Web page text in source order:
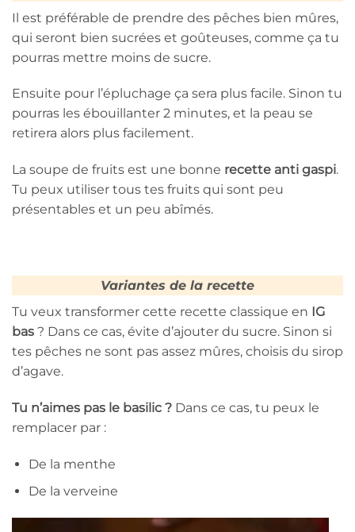
Il est préférable de prendre des pêches bien mûres,
qui seront bien sucrées et goûteuses, comme ça tu
pourras mettre moins de sucre.
Ensuite pour l’épluchage ça sera plus facile. Sinon tu
pourras les ébouillanter 2 minutes, et la peau se
retirera alors plus facilement.
La soupe de fruits est une bonne recette anti gaspi.
Tu peux utiliser tous tes fruits qui sont peu
présentables et un peu abîmés.
Variantes de la recette
Tu veux transformer cette recette classique en IG
bas ? Dans ce cas, évite d’ajouter du sucre. Sinon si
tes pêches ne sont pas assez mûres, choisis du sirop
d’agave.
Tu n’aimes pas le basilic ? Dans ce cas, tu peux le
remplacer par :
De la menthe
De la verveine